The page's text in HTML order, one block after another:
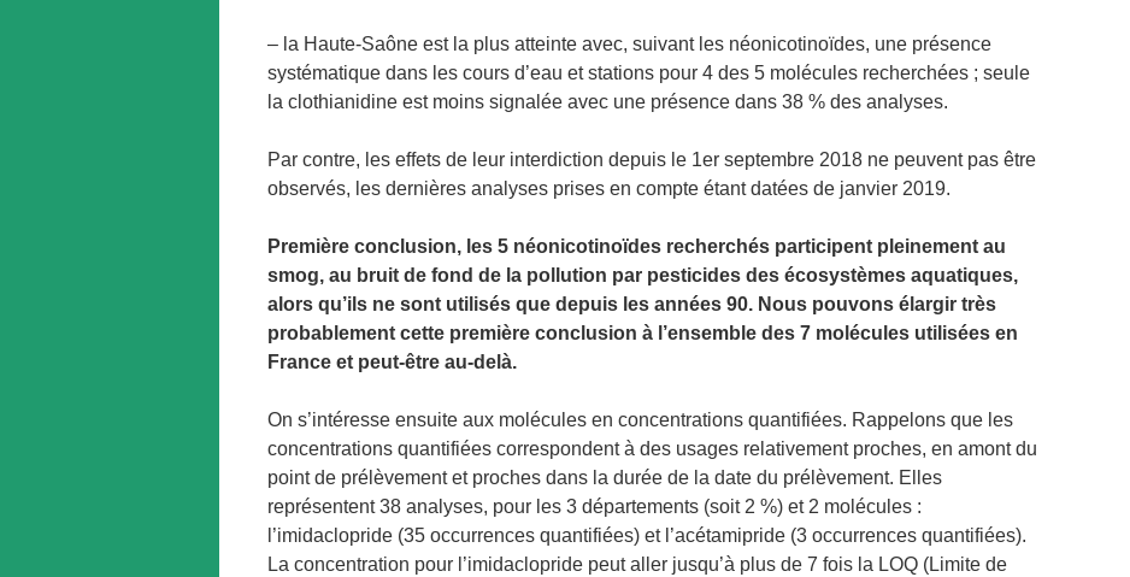
– la Haute-Saône est la plus atteinte avec, suivant les néonicotinoïdes, une présence
systématique dans les cours d’eau et stations pour 4 des 5 molécules recherchées ; seule
la clothianidine est moins signalée avec une présence dans 38 % des analyses.
Par contre, les effets de leur interdiction depuis le 1er septembre 2018 ne peuvent pas être
observés, les dernières analyses prises en compte étant datées de janvier 2019.
Première conclusion, les 5 néonicotinoïdes recherchés participent pleinement au
smog, au bruit de fond de la pollution par pesticides des écosystèmes aquatiques,
alors qu’ils ne sont utilisés que depuis les années 90. Nous pouvons élargir très
probablement cette première conclusion à l’ensemble des 7 molécules utilisées en
France et peut-être au-delà.
On s’intéresse ensuite aux molécules en concentrations quantifiées. Rappelons que les
concentrations quantifiées correspondent à des usages relativement proches, en amont du
point de prélèvement et proches dans la durée de la date du prélèvement. Elles
représentent 38 analyses, pour les 3 départements (soit 2 %) et 2 molécules :
l’imidaclopride (35 occurrences quantifiées) et l’acétamipride (3 occurrences quantifiées).
La concentration pour l’imidaclopride peut aller jusqu’à plus de 7 fois la LOQ (Limite de